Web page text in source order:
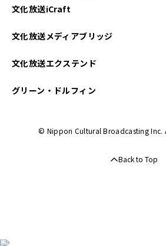
文化放送iCraft
文化放送メディアブリッジ
文化放送エクステンド
グリーン・ドルフィン
© Nippon Cultural Broadcasting Inc.
Back to Top